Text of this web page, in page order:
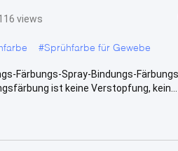
views
#Sprühfarbe für Gewebe
Färbungs-Spray-Bindungs-
ist keine Verstopfung, kein...